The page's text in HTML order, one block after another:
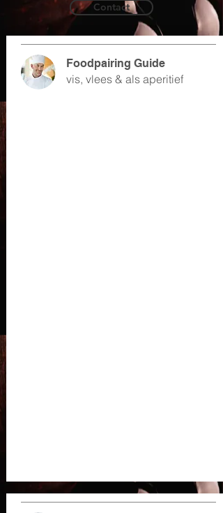
Contact
vis, vlees & als aperitief
Foodpairing Guide